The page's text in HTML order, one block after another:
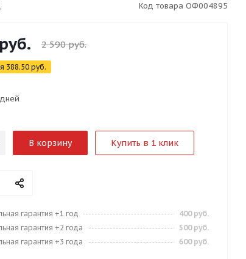
Код товара ОФ004895
руб. 2 590руб.
388.50 руб.
В корзину Купить в 1 клик
гарантия +1 год
400 руб.
гарантия +2 года
500 руб.
гарантия +3 года
600 руб.